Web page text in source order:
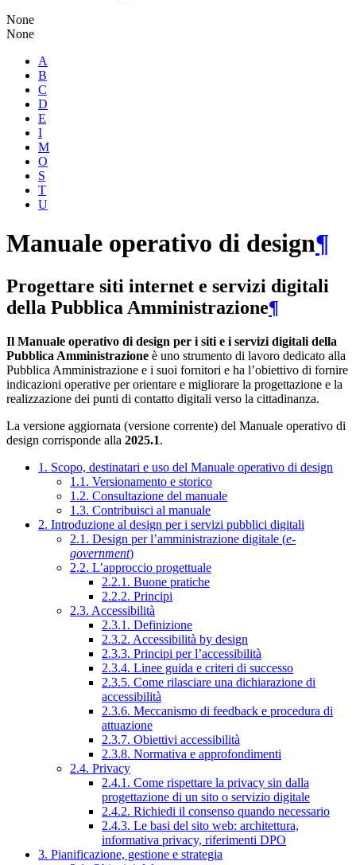
None
None
A
B
C
D
E
I
M
O
S
T
U
Manuale operativo di design¶
Progettare siti internet e servizi digitali
della Pubblica Amministrazione¶
Il Manuale operativo di design per i siti e i servizi digitali della
Pubblica Amministrazione è uno strumento di lavoro dedicato alla
Pubblica Amministrazione e i suoi fornitori e ha l’obiettivo di fornire
indicazioni operative per orientare e migliorare la progettazione e la
realizzazione dei punti di contatto digitali verso la cittadinanza.
La versione aggiornata (versione corrente) del Manuale operativo di
design corrisponde alla 2025.1.
1. Scopo, destinatari e uso del Manuale operativo di design
1.1. Versionamento e storico
1.2. Consultazione del manuale
1.3. Contribuisci al manuale
2. Introduzione al design per i servizi pubblici digitali
2.1. Design per l’amministrazione digitale (e-
government)
2.2. L’approccio progettuale
2.2.1. Buone pratiche
2.2.2. Principi
2.3. Accessibilità
2.3.1. Definizione
2.3.2. Accessibilità by design
2.3.3. Principi per l’accessibilità
2.3.4. Linee guida e criteri di successo
2.3.5. Come rilasciare una dichiarazione di
accessibilità
2.3.6. Meccanismo di feedback e procedura di
attuazione
2.3.7. Obiettivi accessibilità
2.3.8. Normativa e approfondimenti
2.4. Privacy
2.4.1. Come rispettare la privacy sin dalla
progettazione di un sito o servizio digitale
2.4.2. Richiedi il consenso quando necessario
2.4.3. Le basi del sito web: architettura,
informativa privacy, riferimenti DPO
3. Pianificazione, gestione e strategia